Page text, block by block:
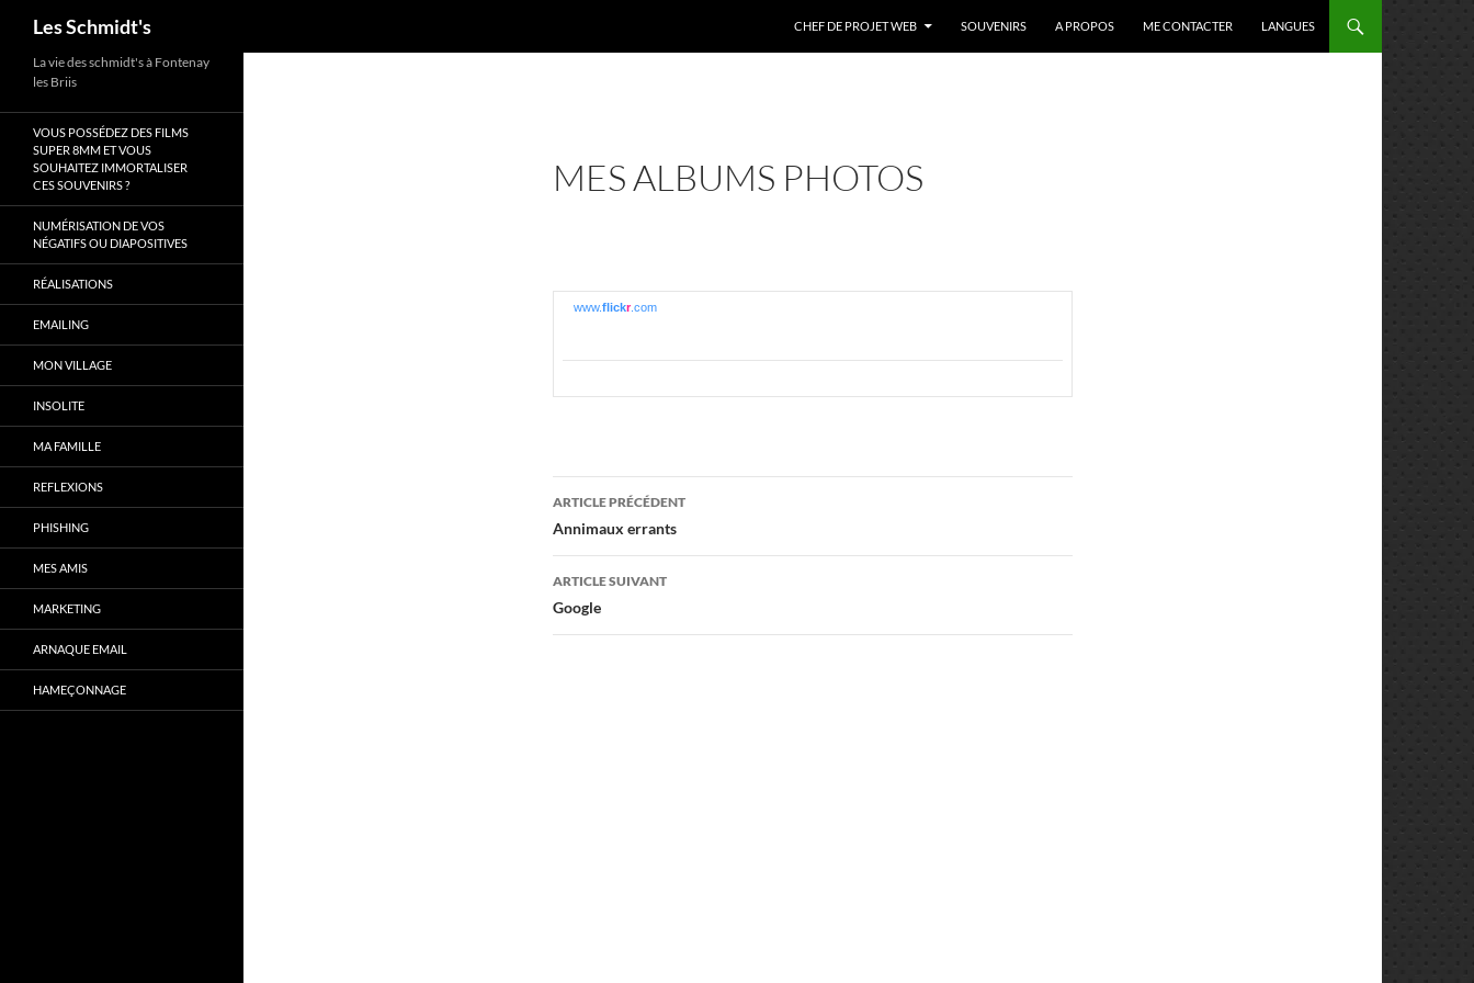
Aller
contenu
Les Schmidt's CHEF DE PROJET WEB SOUVENIRS A PROPOS ME CONTACTER LANGUES
MES ALBUMS PHOTOS
www.flickr.com
Navigation
des
articles
ARTICLE PRÉCÉDENT
Annimaux errants
ARTICLE SUIVANT
Google
La vie des schmidt's à Fontenay
les Briis
VOUS POSSÉDEZ DES FILMS
SUPER 8MM ET VOUS
SOUHAITEZ IMMORTALISER
CES SOUVENIRS ?
NUMÉRISATION DE VOS
NÉGATIFS OU DIAPOSITIVES
RÉALISATIONS
EMAILING
MON VILLAGE
INSOLITE
MA FAMILLE
REFLEXIONS
PHISHING
MES AMIS
MARKETING
ARNAQUE EMAIL
HAMEÇONNAGE